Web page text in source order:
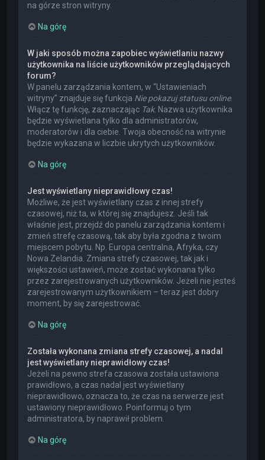
na górze stron witryny.
Na górę
W jaki sposób można zapobiec wyświetlaniu nazwy
użytkownika na liście użytkowników przeglądających
forum?
W panelu zarządzania kontem, w “Ustawieniach
witryny” znajduje się funkcja Nie pokazuj statusu online.
Włącz tę funkcję, zaznaczając Tak. Nazwa użytkownika
będzie wyświetlana tylko dla administratorów,
moderatorów i dla ciebie. Twoja obecność na witrynie
będzie wykazana w liczbie ukrytych użytkowników.
Na górę
Jest wyświetlany nieprawidłowy czas!
Możliwe, że jest wyświetlany czas z innej strefy
czasowej, niż ta, w której się znajdujesz. Jeśli tak
właśnie jest, przejdź do panelu zarządzania kontem i
zmień strefę czasową, tak aby była zgodna z twoim
miejscem pobytu. Np. Europa centralna, Afryka, czy
Nowa Zelandia. Zmiana strefy czasowej, tak jak i
większości ustawień, może zostać wykonana tylko
przez zarejestrowanych użytkowników. Jeżeli nie jesteś
zarejestrowanym użytkownikiem – teraz jest dobry
moment, by się zarejestrować.
Na górę
Została wykonana zmiana strefy czasowej, a nadal
jest wyświetlany nieprawidłowy czas!
Jeżeli na pewno strefa czasowa została ustawiona
prawidłowo, a czas nadal jest wyświetlany
nieprawidłowo, oznacza to, że czas na serwerze jest
ustawiony nieprawidłowo. Poinformuj o tym
administratora, by naprawił problem.
Na górę